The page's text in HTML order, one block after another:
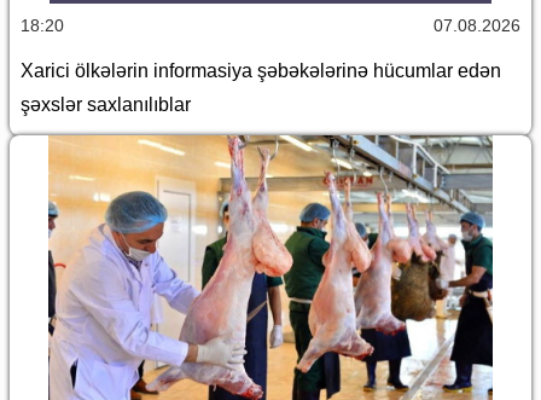
18:20 07.08.2026
Xarici ölkələrin informasiya şəbəkələrinə hücumlar edən
şəxslər saxlanılıblar